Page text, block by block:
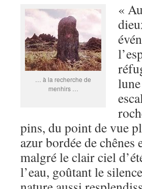
… à la recherche de
menhirs …
«
pins, du point de vue
azur bordée de chênes
malgré le clair ciel
l’eau, goûtant le